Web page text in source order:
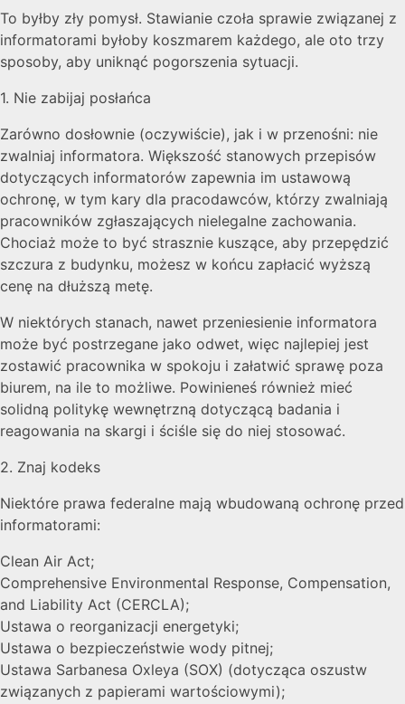
To byłby zły pomysł. Stawianie czoła sprawie związanej z
informatorami byłoby koszmarem każdego, ale oto trzy
sposoby, aby uniknąć pogorszenia sytuacji.
1. Nie zabijaj posłańca
Zarówno dosłownie (oczywiście), jak i w przenośni: nie
zwalniaj informatora. Większość stanowych przepisów
dotyczących informatorów zapewnia im ustawową
ochronę, w tym kary dla pracodawców, którzy zwalniają
pracowników zgłaszających nielegalne zachowania.
Chociaż może to być strasznie kuszące, aby przepędzić
szczura z budynku, możesz w końcu zapłacić wyższą
cenę na dłuższą metę.
W niektórych stanach, nawet przeniesienie informatora
może być postrzegane jako odwet, więc najlepiej jest
zostawić pracownika w spokoju i załatwić sprawę poza
biurem, na ile to możliwe. Powinieneś również mieć
solidną politykę wewnętrzną dotyczącą badania i
reagowania na skargi i ściśle się do niej stosować.
2. Znaj kodeks
Niektóre prawa federalne mają wbudowaną ochronę przed
informatorami:
Clean Air Act;
Comprehensive Environmental Response, Compensation,
and Liability Act (CERCLA);
Ustawa o reorganizacji energetyki;
Ustawa o bezpieczeństwie wody pitnej;
Ustawa Sarbanesa Oxleya (SOX) (dotycząca oszustw
związanych z papierami wartościowymi);